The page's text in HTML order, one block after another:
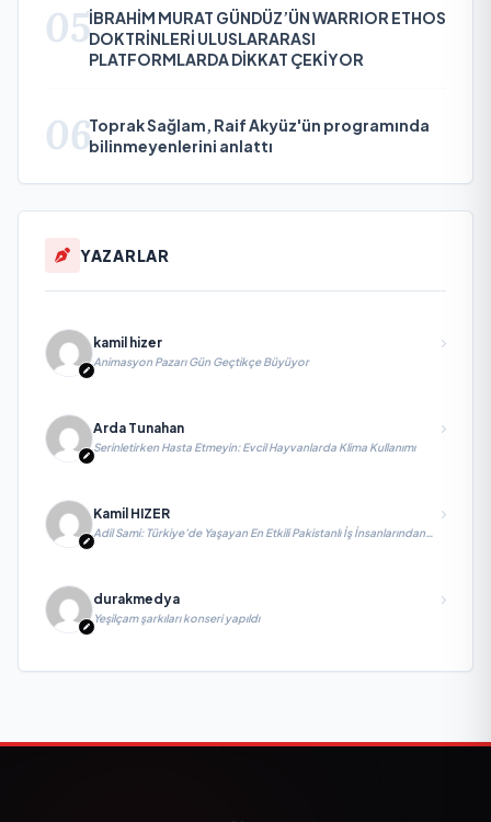
05İBRAHİM MURAT GÜNDÜZ’ÜN WARRIOR ETHOS
DOKTRİNLERİ ULUSLARARASI
PLATFORMLARDA DİKKAT ÇEKİYOR
06Toprak Sağlam, Raif Akyüz'ün programında
bilinmeyenlerini anlattı
YAZARLAR
kamil hizer
Animasyon Pazarı Gün Geçtikçe Büyüyor
Arda Tunahan
Serinletirken Hasta Etmeyin: Evcil Hayvanlarda Klima Kullanımı
Kamil HIZER
Adil Sami: Türkiye’de Yaşayan En Etkili Pakistanlı İş İnsanlarından
durakmedya
Yeşilçam şarkıları konseri yapıldı